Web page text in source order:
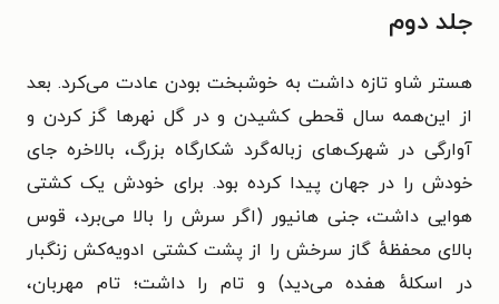
جلد دوم
هستر شاو تازه داشت به خوشبخت بودن عادت می‌کرد. بعد
از این‌همه سال قحطی کشیدن و در گل نهرها گز کردن و
آوارگی در شهرک‌های زباله‌گرد شکارگاه بزرگ، بالاخره جای
خودش را در جهان پیدا کرده بود. برای خودش یک کشتی
هوایی داشت، جنی هانیور (اگر سرش را بالا می‌برد، قوس
بالای محفظهٔ گاز سرخش را از پشت کشتی ادویه‌کش زنگبار
در اسکلهٔ هفده می‌دید) و تام را داشت؛ تام مهربان،